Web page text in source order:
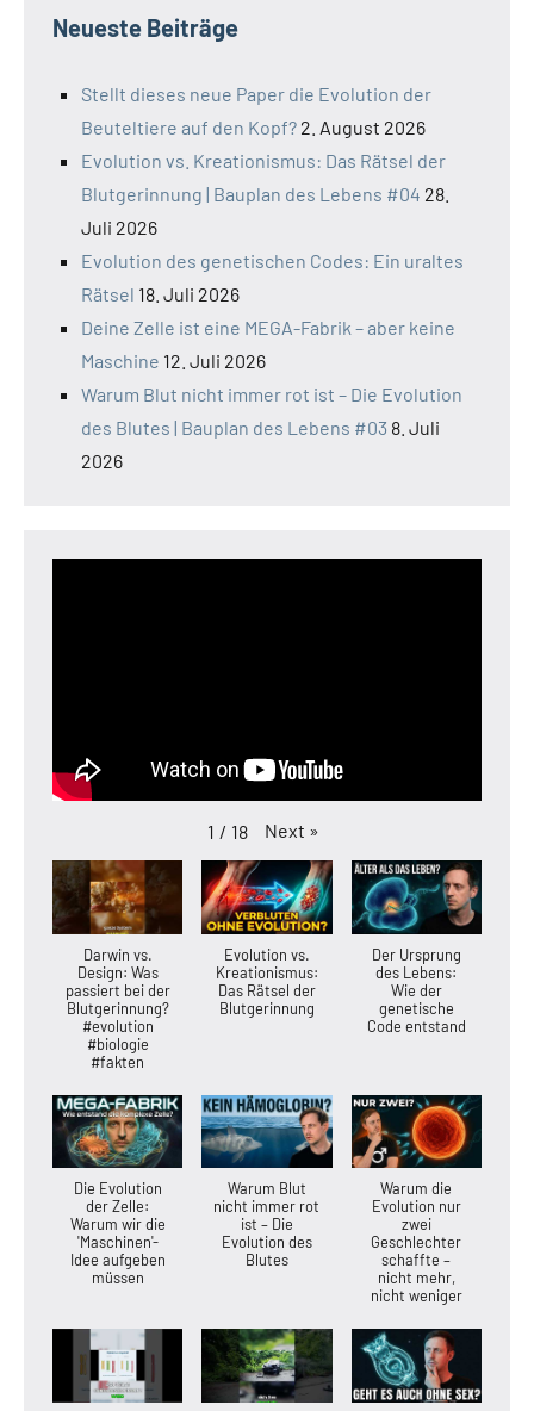
Neueste Beiträge
Stellt dieses neue Paper die Evolution der
Beuteltiere auf den Kopf? 2. August 2026
Evolution vs. Kreationismus: Das Rätsel der
Blutgerinnung | Bauplan des Lebens #04 28.
Juli 2026
Evolution des genetischen Codes: Ein uraltes
Rätsel 18. Juli 2026
Deine Zelle ist eine MEGA-Fabrik – aber keine
Maschine 12. Juli 2026
Warum Blut nicht immer rot ist – Die Evolution
des Blutes | Bauplan des Lebens #03 8. Juli
2026
1 / 18 Next »
Darwin vs.
Design: Was
passiert bei der
Blutgerinnung?
#evolution
#biologie
#fakten
Evolution vs.
Kreationismus:
Das Rätsel der
Blutgerinnung
Der Ursprung
des Lebens:
Wie der
genetische
Code entstand
Die Evolution
der Zelle:
Warum wir die
'Maschinen'-
Idee aufgeben
müssen
Warum Blut
nicht immer rot
ist – Die
Evolution des
Blutes
Warum die
Evolution nur
zwei
Geschlechter
schaffte –
nicht mehr,
nicht weniger